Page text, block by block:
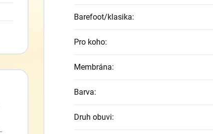
Barefoot/klasika:
Pro koho:
Membrána:
Barva:
Druh obuvi: